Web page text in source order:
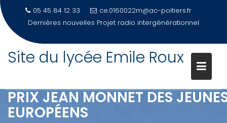
Skip
05 45 84 12 33
ce.0160022m@ac-poitiers.fr
Dernières nouvelles PORTES OUVERTES 2026-Samedi 21 mars
Site du lycée Emile Roux
PRIX JEAN MONNET DES
EUROPÉENS